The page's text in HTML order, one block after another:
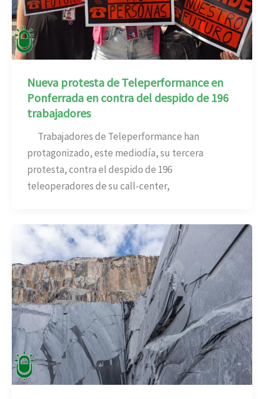
Nueva protesta de Teleperformance en
Ponferrada en contra del despido de 196
trabajadores
Trabajadores de Teleperformance han
protagonizado, este mediodía, su tercera
protesta, contra el despido de 196
teleoperadores de su call-center,